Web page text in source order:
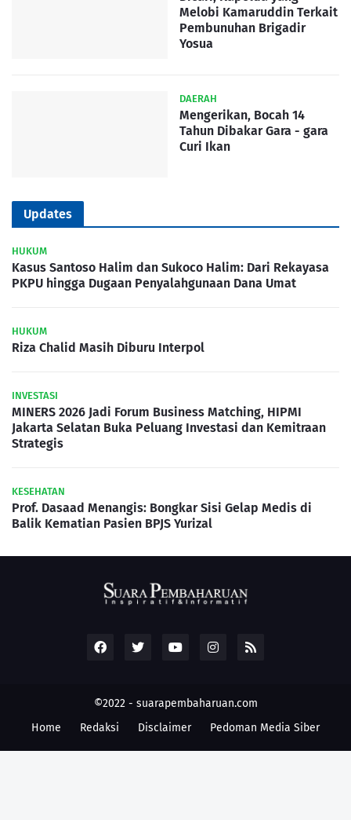
Melobi Kamaruddin Terkait
Pembunuhan Brigadir
Yosua
DAERAH
Mengerikan, Bocah 14
Tahun Dibakar Gara - gara
Curi Ikan
Updates
HUKUM
Kasus Santoso Halim dan Sukoco Halim: Dari Rekayasa
PKPU hingga Dugaan Penyalahgunaan Dana Umat
HUKUM
Riza Chalid Masih Diburu Interpol
INVESTASI
MINERS 2026 Jadi Forum Business Matching, HIPMI
Jakarta Selatan Buka Peluang Investasi dan Kemitraan
Strategis
KESEHATAN
Prof. Dasaad Menangis: Bongkar Sisi Gelap Medis di
Balik Kematian Pasien BPJS Yurizal
©2022 - suarapembaharuan.com
Home
Redaksi Disclaimer Pedoman Media Siber